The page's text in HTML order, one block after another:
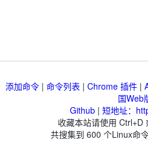
添加命令 | 命令列表 | Chrome 插件 |
国Web
Github | 短地址：
收藏本站请使用 Ctrl+D
共搜集到 600 个Linux命